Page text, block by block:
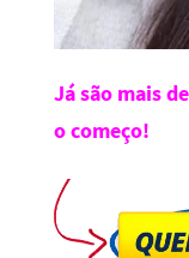
Já são mais
o começo!